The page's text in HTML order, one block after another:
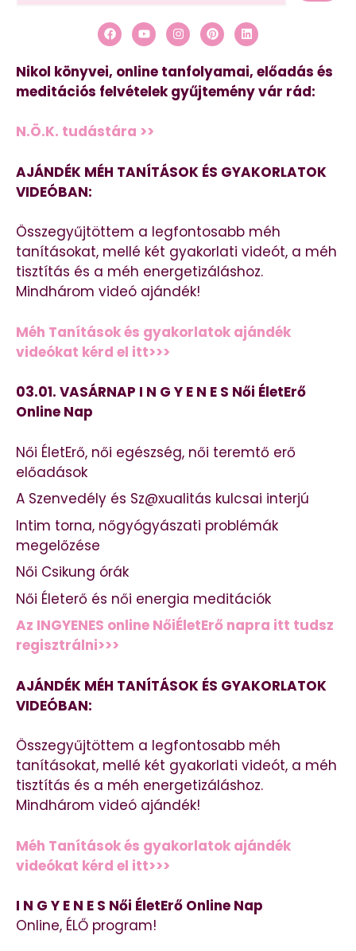
Nikol könyvei, online tanfolyamai, előadás és
meditációs felvételek gyűjtemény vár rád:
N.Ö.K. tudástára >>
AJÁNDÉK MÉH TANÍTÁSOK ÉS GYAKORLATOK
VIDEÓBAN:
Összegyűjtöttem a legfontosabb méh
tanításokat, mellé két gyakorlati videót, a méh
tisztítás és a méh energetizáláshoz.
Mindhárom videó ajándék!
Méh Tanítások és gyakorlatok ajándék
videókat kérd el itt>>>
03.01. VASÁRNAP I N G Y E N E S Női ÉletErő
Online Nap
Női ÉletErő, női egészség, női teremtő erő
előadások
A Szenvedély és Sz@xualitás kulcsai interjú
Intim torna, nőgyógyászati problémák
megelőzése
Női Csikung órák
Női Életerő és női energia meditációk
Az INGYENES online NőiÉletErő napra itt tudsz
regisztrálni>>>
AJÁNDÉK MÉH TANÍTÁSOK ÉS GYAKORLATOK
VIDEÓBAN:
Összegyűjtöttem a legfontosabb méh
tanításokat, mellé két gyakorlati videót, a méh
tisztítás és a méh energetizáláshoz.
Mindhárom videó ajándék!
Méh Tanítások és gyakorlatok ajándék
videókat kérd el itt>>>
I N G Y E N E S Női ÉletErő Online Nap
Online, ÉLŐ program!